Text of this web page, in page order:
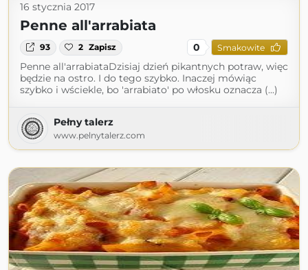
16 stycznia 2017
Penne all'arrabiata
93 2 Zapisz 0 Smakowite
Penne all'arrabiataDzisiaj dzień pikantnych potraw, więc
będzie na ostro. I do tego szybko. Inaczej mówiąc
szybko i wściekle, bo 'arrabiato' po włosku oznacza (...)
Pełny talerz
www.pelnytalerz.com